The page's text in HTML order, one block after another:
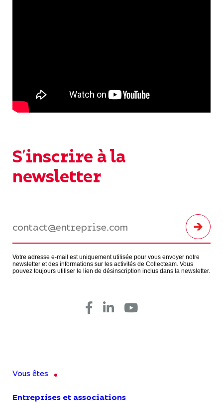
S'inscrire à la
newsletter
Votre adresse e-mail est uniquement utilisée pour vous envoyer notre
newsletter et des informations sur les activités de Collecteam. Vous
pouvez toujours utiliser le lien de désinscription inclus dans la newsletter.
Vous êtes
Entreprises et associations